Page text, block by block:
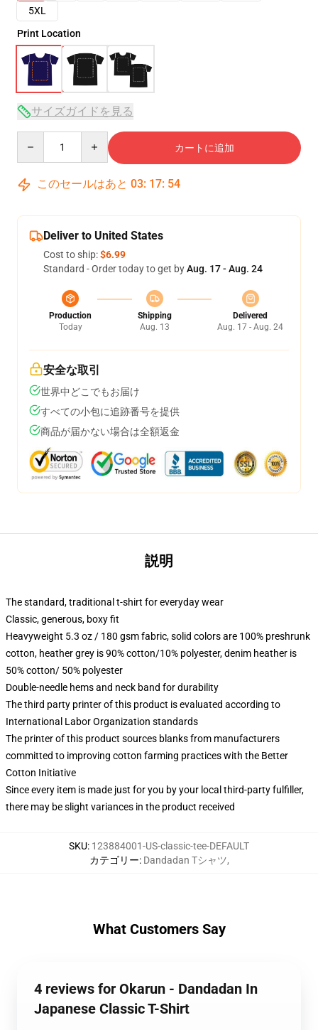
5XL
Print Location
サイズガイドを見る
カートに追加
このセールはあと 03: 17: 54
Deliver to United States
Cost to ship:$6.99
Standard - Order today to get byAug. 17 - Aug. 24
Production
Today
Shipping
Aug. 13
Delivered
Aug. 17 - Aug. 24
安全な取引
世界中どこでもお届け
すべての小包に追跡番号を提供
商品が届かない場合は全額返金
説明
The standard, traditional t-shirt for everyday wear
Classic, generous, boxy fit
Heavyweight 5.3 oz / 180 gsm fabric, solid colors are 100% preshrunk
cotton, heather grey is 90% cotton/10% polyester, denim heather is
50% cotton/ 50% polyester
Double-needle hems and neck band for durability
The third party printer of this product is evaluated according to
International Labor Organization standards
The printer of this product sources blanks from manufacturers
committed to improving cotton farming practices with the Better
Cotton Initiative
Since every item is made just for you by your local third-party fulfiller,
there may be slight variances in the product received
SKU: 123884001-US-classic-tee-DEFAULT
カテゴリー: Dandadan Tシャツ,
What Customers Say
4 reviews for Okarun - Dandadan In
Japanese Classic T-Shirt